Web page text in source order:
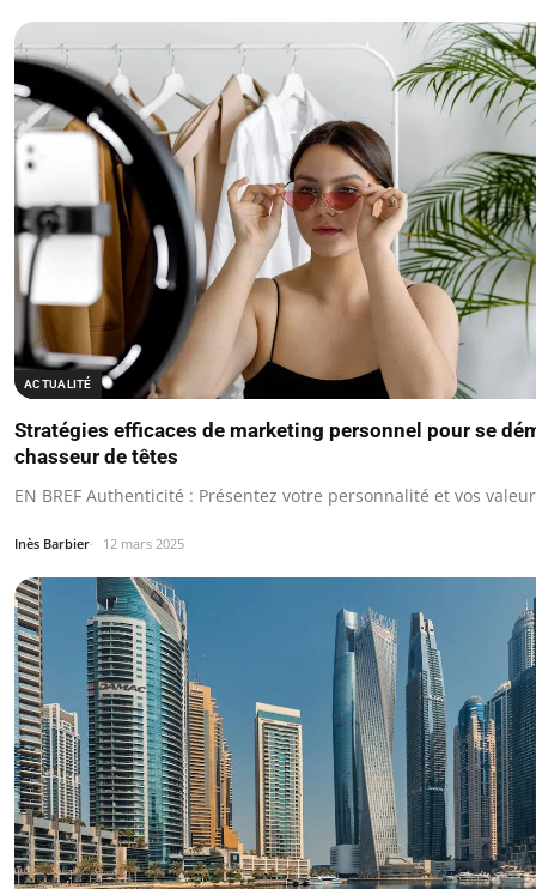
ACTUALITÉ
Stratégies efficaces de marketing personnel pour se
chasseur de têtes
EN BREF Authenticité : Présentez votre personnalité et vos
Inès Barbier 12 mars 2025